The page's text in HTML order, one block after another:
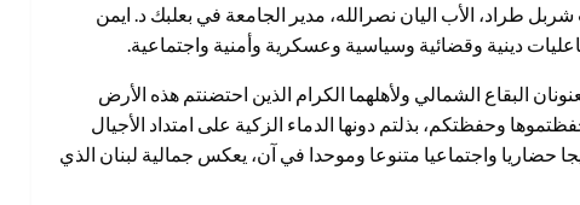
طراد، الأب اليان نصرالله، مدير الجامعة في بعلبك د. ايمن
دينية وقضائية وسياسية وعسكرية وأمنية واجتماعية.
البقاع الشمالي ولأهلهما الكرام الذين احتضنتم هذه الأرض
وحفظتكم، بذلتم دونها الدماء الزكية على امتداد الأجيال
حضاريا واجتماعيا متنوعا وموحدا في آن، يعكس جمالية لبنان الذي